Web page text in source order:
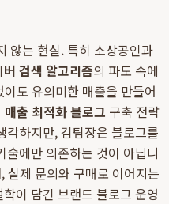
않는 현실. 특히 소상공인과
버 검색 알고리즘의 파도 속에
도 유의미한 매출을 만들어
매출 최적화 블로그 구축 전략
각하지만, 김팀장은 블로그를
에만 의존하는 것이 아닙니
실제 문의와 구매로 이어지는
이 담긴 브랜드 블로그 운영